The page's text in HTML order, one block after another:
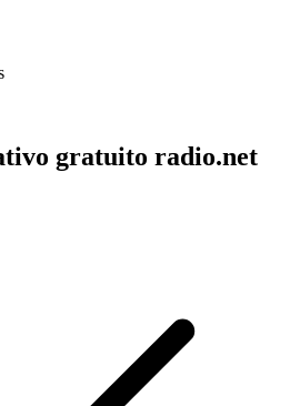
gratuito radio.net